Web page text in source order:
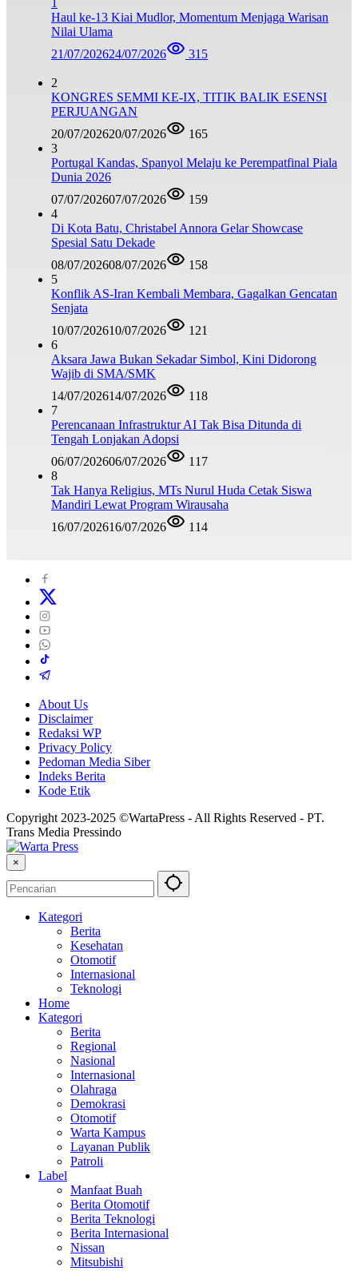
1
Haul ke-13 Kiai Mudlor, Momentum Menjaga Warisan
Nilai Ulama
21/07/202624/07/2026 315
2
KONGRES SEMMI KE-IX, TITIK BALIK ESENSI
PERJUANGAN
20/07/202620/07/2026
165
3
Portugal Kandas, Spanyol Melaju ke Perempatfinal Piala
Dunia 2026
07/07/202607/07/2026
159
4
Di Kota Batu, Christabel Annora Gelar Showcase
Spesial Satu Dekade
08/07/202608/07/2026
158
5
Konflik AS-Iran Kembali Membara, Gagalkan Gencatan
Senjata
10/07/202610/07/2026
121
6
Aksara Jawa Bukan Sekadar Simbol, Kini Didorong
Wajib di SMA/SMK
14/07/202614/07/2026
118
7
Perencanaan Infrastruktur AI Tak Bisa Ditunda di
Tengah Lonjakan Adopsi
06/07/202606/07/2026
117
8
Tak Hanya Religius, MTs Nurul Huda Cetak Siswa
Mandiri Lewat Program Wirausaha
16/07/202616/07/2026 114
About Us
Disclaimer
Redaksi WP
Privacy Policy
Pedoman Media Siber
Indeks Berita
Kode Etik
Copyright 2023-2025 ©WartaPress - All Rights Reserved - PT.
Trans Media Pressindo
×
Kategori
Berita
Kesehatan
Otomotif
Internasional
Teknologi
Home
Kategori
Berita
Regional
Nasional
Internasional
Olahraga
Demokrasi
Otomotif
Warta Kampus
Layanan Publik
Patroli
Label
Manfaat Buah
Berita Otomotif
Berita Teknologi
Berita Internasional
Nissan
Mitsubishi